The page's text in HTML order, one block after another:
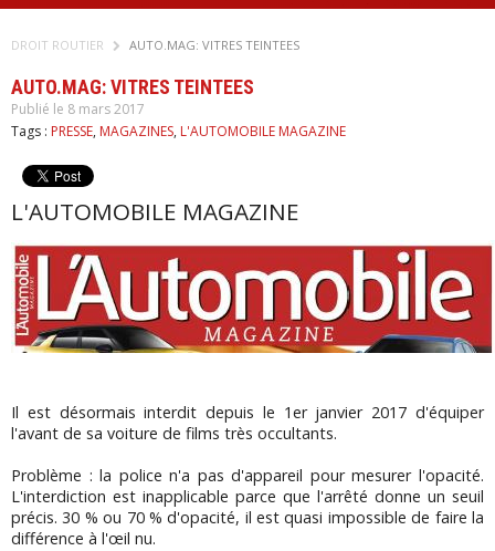
DROIT ROUTIER AUTO.MAG: VITRES TEINTEES
AUTO.MAG: VITRES TEINTEES
Publié le 8 mars 2017
Tags : PRESSE, MAGAZINES, L'AUTOMOBILE MAGAZINE
L'AUTOMOBILE MAGAZINE
Il est désormais interdit depuis le 1er janvier 2017 d'équiper
l'avant de sa voiture de films très occultants.
Problème : la police n'a pas d'appareil pour mesurer l'opacité.
L'interdiction est inapplicable parce que l'arrêté donne un seuil
précis. 30 % ou 70 % d'opacité, il est quasi impossible de faire la
différence à l'œil nu.